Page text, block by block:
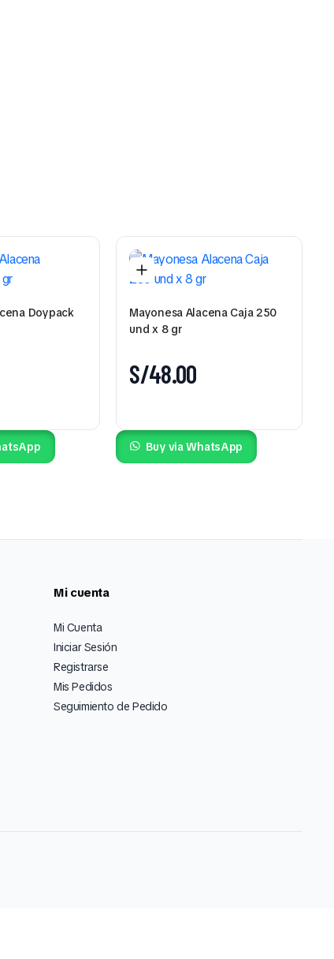
Doypack
Mayonesa Alacena Caja 250
und x 8 gr
S/48.00
Buy via WhatsApp
Mi cuenta
Mi Cuenta
Iniciar Sesión
Registrarse
Mis Pedidos
Seguimiento de Pedido